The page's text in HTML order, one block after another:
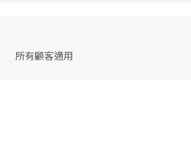
所有顧客適用